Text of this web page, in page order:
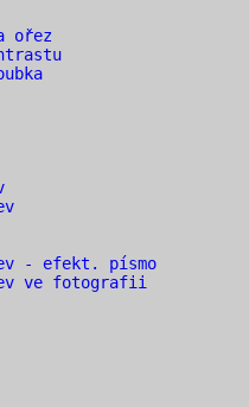
ořez
- efekt. písmo
ve fotografii